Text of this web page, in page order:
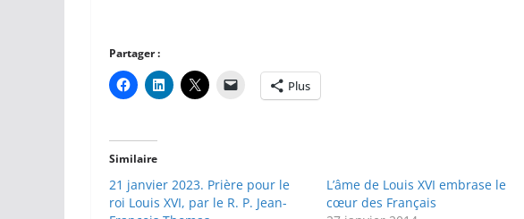
Partager :
Plus
Similaire
21 janvier 2023. Prière pour le
roi Louis XVI, par le R. P. Jean-
L’âme de Louis XVI embrase le
cœur des Français